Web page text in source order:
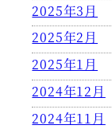
2025年3月
2025年2月
2025年1月
2024年12月
2024年11月